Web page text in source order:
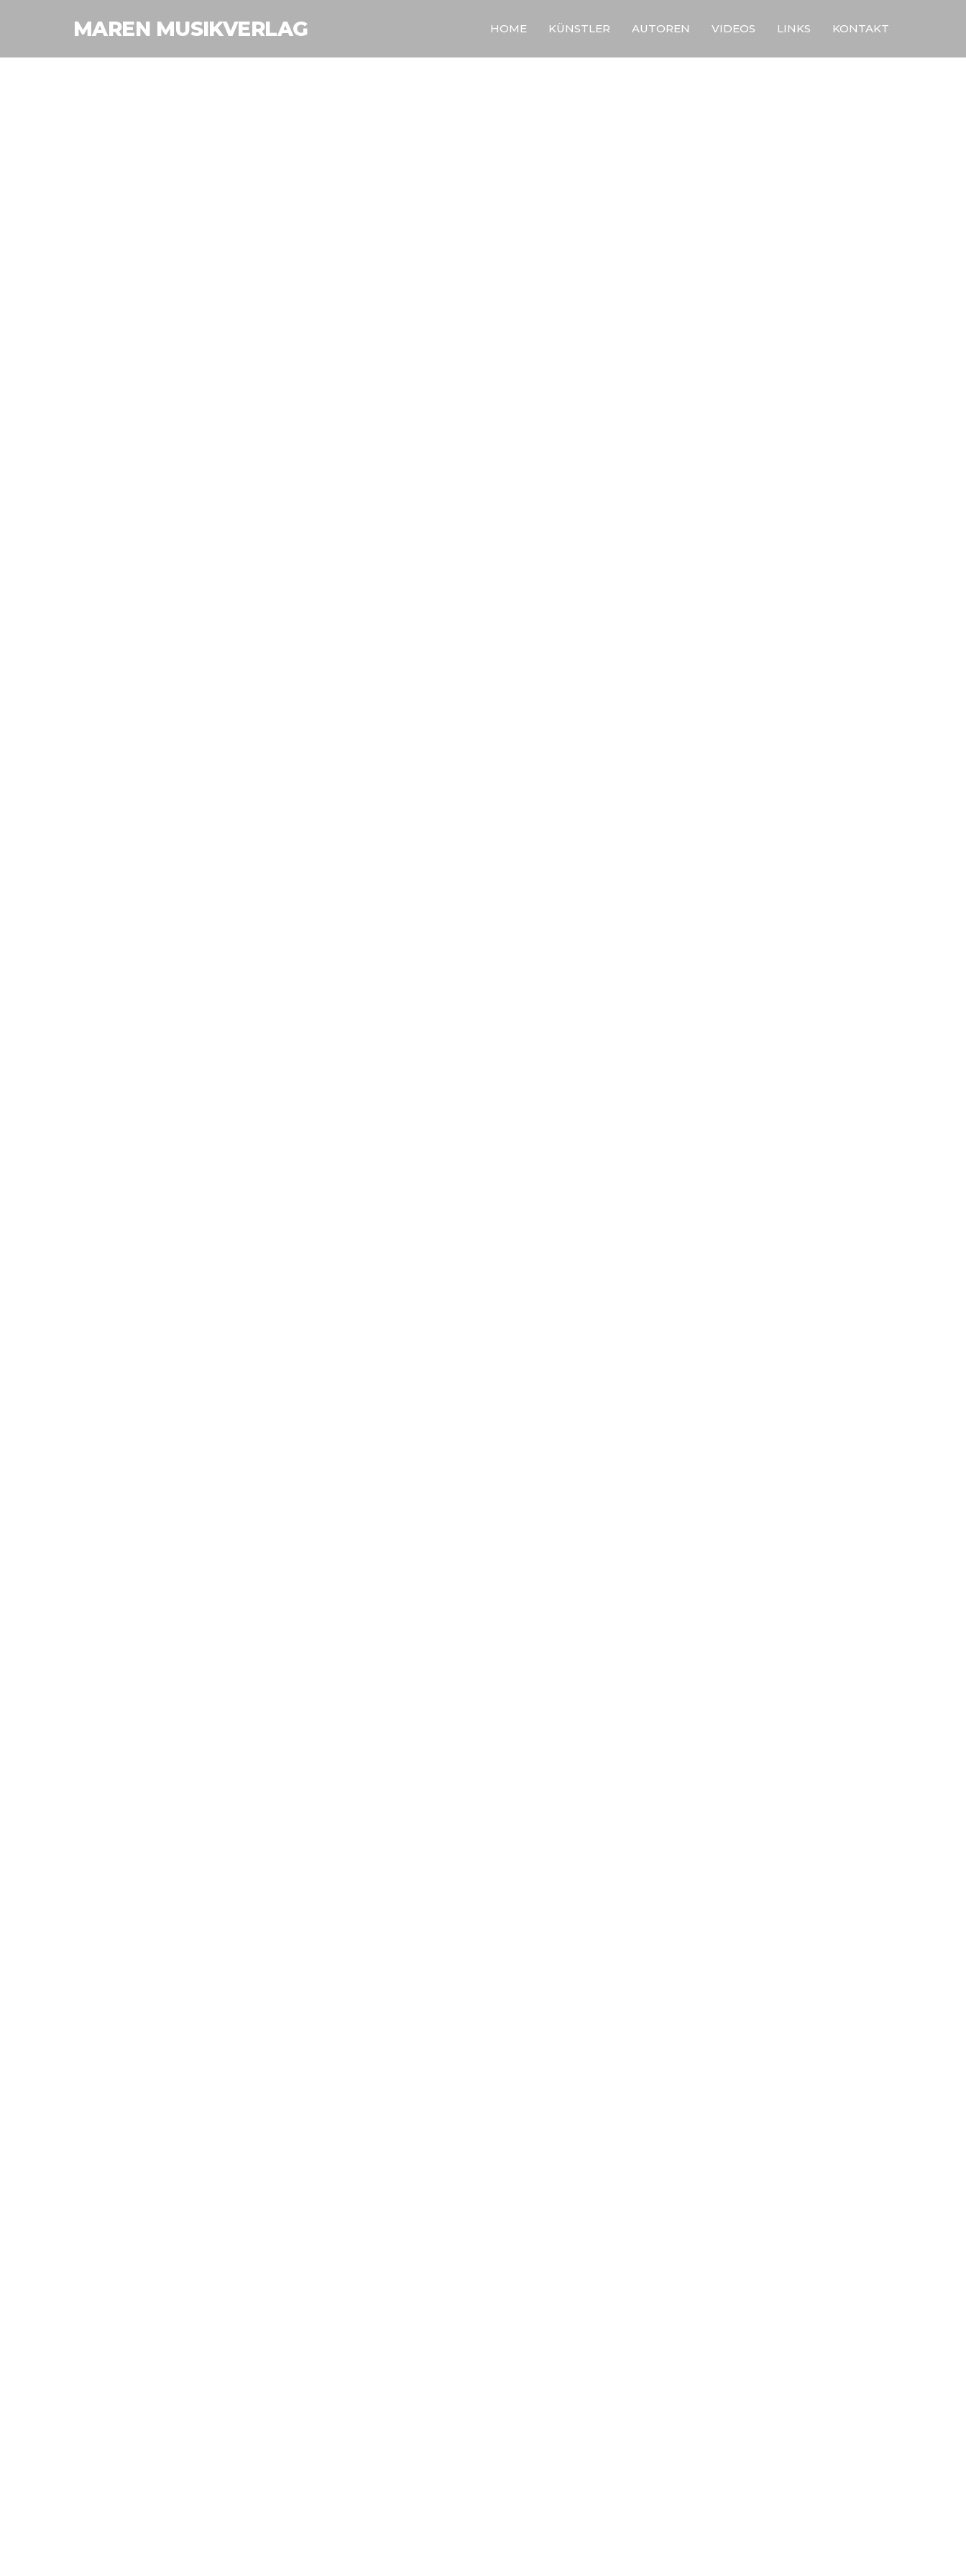
MAREN MUSIKVERLAG HOME KÜNSTLER AUTOREN VIDEOS LINKS KONTAKT